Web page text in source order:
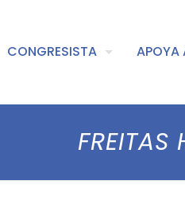
CONGRESISTA APOYA
FREITAS